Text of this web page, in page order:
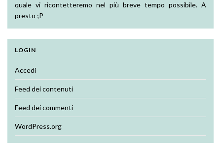
quale vi ricontetteremo nel più breve tempo possibile. A
presto ;P
LOGIN
Accedi
Feed dei contenuti
Feed dei commenti
WordPress.org